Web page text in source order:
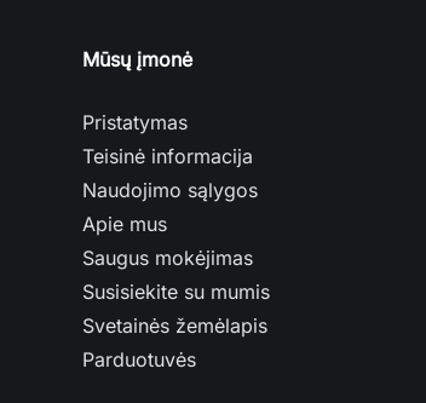
Mūsų įmonė
Pristatymas
Teisinė informacija
Naudojimo sąlygos
Apie mus
Saugus mokėjimas
Susisiekite su mumis
Svetainės žemėlapis
Parduotuvės